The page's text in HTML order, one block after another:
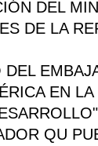
DEL
DE LA
DEL
EN
QU